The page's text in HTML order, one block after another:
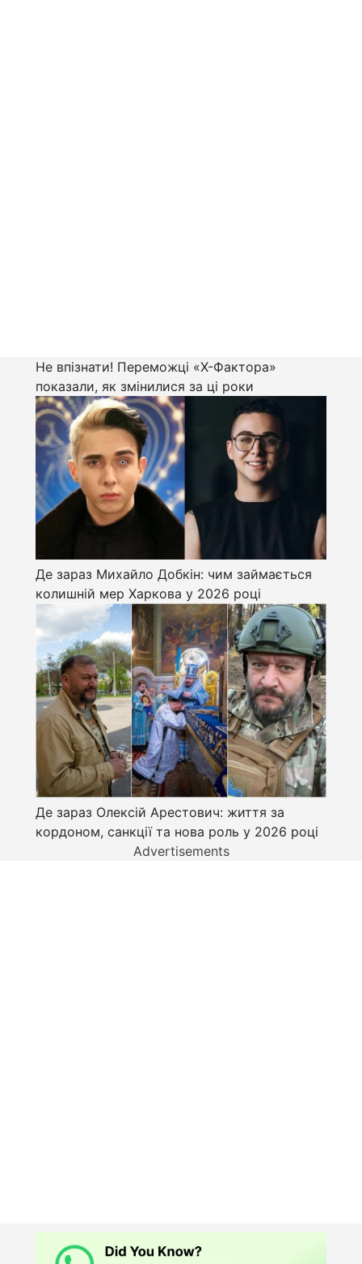
Не впізнати! Переможці «Х-Фактора»
показали, як змінилися за ці роки
Де зараз Михайло Добкін: чим займається
колишній мер Харкова у 2026 році
Де зараз Олексій Арестович: життя за
кордоном, санкції та нова роль у 2026 році
Advertisements